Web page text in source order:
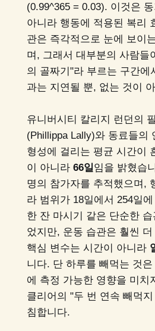
(0.99^365 = 0.03). 이것은
아니라 행동에 적용된 복리
관은 즉각적으로 눈에 보이
며, 그래서 대부분의 사람들
의 골짜기"라 부르는 구간에
과는 지연될 뿐, 없는 것이
유니버시티 칼리지 런던의
(Phillippa Lally)와 동료들의
형성에 걸리는 평균 시간이
이 아니라 66일임을 밝혔습
명의 참가자를 추적했으며,
라 범위가 18일에서 254일
한 잔 마시기 같은 단순한
었지만, 운동 습관은 훨씬
핵심 변수는 시간이 아니라
니다. 단 하루를 빼먹는 것
에 측정 가능한 영향을 미치
클리어의 "두 번 연속 빼먹
침합니다.